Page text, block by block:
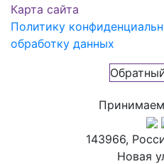
Карта сайта
Политику
обработку данных
143966,
Новая